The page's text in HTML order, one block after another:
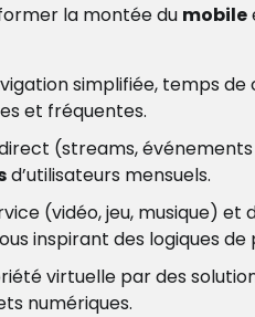
la montée du mobile
simplifiée, temps
et fréquentes.
(streams,
d’utilisateurs mensuels.
(vidéo, jeu, musique) et
inspirant des logiques
virtuelle par des
numériques.